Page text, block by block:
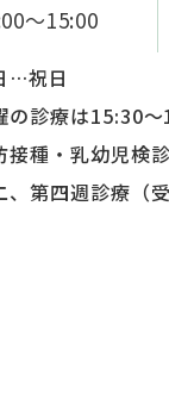
～15:00
…祝日
の診療は15:30
接種・乳幼児検診
、第四週診療（